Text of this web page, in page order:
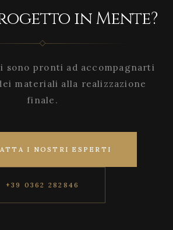
in Mente?
sono pronti ad accompagnarti
materiali alla realizzazione
finale.
I NOSTRI ESPERTI
+39 0362 282846